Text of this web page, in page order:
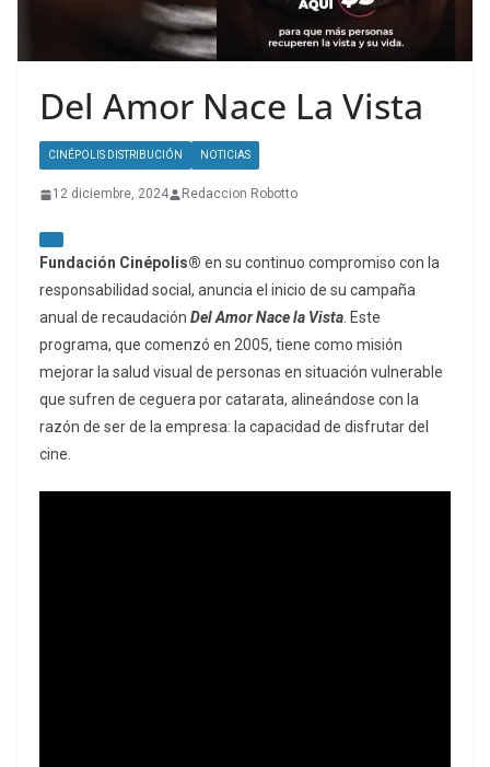
Del Amor Nace La Vista
CINÉPOLIS DISTRIBUCIÓN NOTICIAS
12 diciembre, 2024 Redaccion Robotto
Fundación Cinépolis® en su continuo compromiso con la
responsabilidad social, anuncia el inicio de su campaña
anual de recaudación Del Amor Nace la Vista . Este
programa, que comenzó en 2005, tiene como misión
mejorar la salud visual de personas en situación vulnerable
que sufren de ceguera por catarata, alineándose con la
razón de ser de la empresa: la capacidad de disfrutar del
cine.